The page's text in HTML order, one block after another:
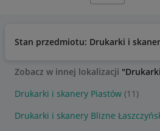
Stan przedmiotu: Drukarki i
Zobacz w innej lokalizacji
Drukarki i skanery Piastów (11)
Drukarki i skanery Blizne